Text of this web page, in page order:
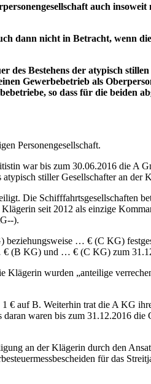
auch
dann nicht in Betracht, wenn die
des Bestehens der atypisch stillen
Gewerbebetrieb als
so dass für die beiden
Personengesellschaft.
war bis zum 30.06.2016 die A
stiller Gesellschafter an der
Die Schifffahrtsgesellschaften
seit 2012 als einzige
… € (C KG)
€ (B KG) und … € (C KG) zum
wurden „anteilige
auf B. Weiterhin trat die A KG
waren bis zum 31.12.2016 die
an der Klägerin durch den
für das